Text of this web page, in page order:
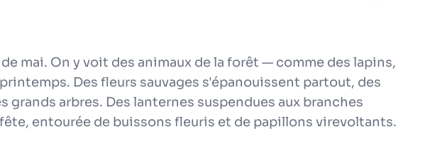
mai. On y voit des animaux de la forêt — comme des lapins,
Des fleurs sauvages s'épanouissent partout, des
arbres. Des lanternes suspendues aux branches
entourée de buissons fleuris et de papillons virevoltants.